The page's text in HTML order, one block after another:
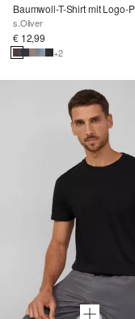
s.Oliver
€ 12,99
+2